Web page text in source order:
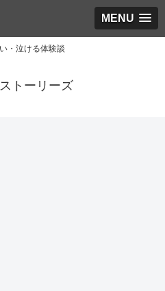
MENU
・泣ける体験談
トーリーズ